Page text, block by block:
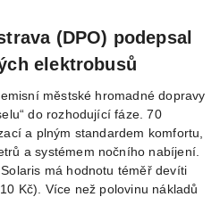
(DPO) podepsal
elektrobusů
městské hromadné dopravy
do rozhodující fáze. 70
a plným standardem komfortu,
a systémem nočního nabíjení.
má hodnotu téměř devíti
Kč). Více než polovinu nákladů